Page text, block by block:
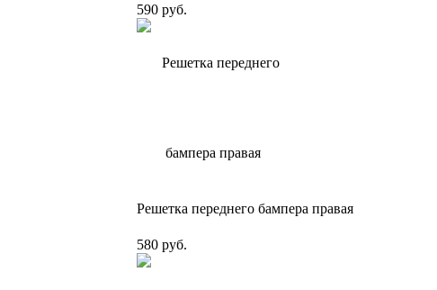
590 руб.
Решетка переднего бампера правая
580 руб.